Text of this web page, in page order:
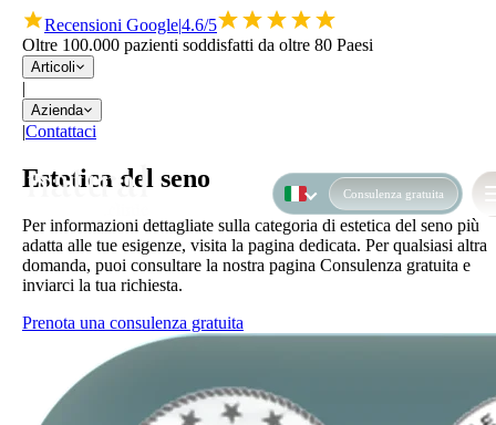
Recensioni Google|4.6/5
Oltre 100.000 pazienti soddisfatti da oltre 80 Paesi
Articoli
|
Azienda
|Contattaci
Consulenza gratuita
Estetica del seno
Per informazioni dettagliate sulla categoria di estetica del seno più
adatta alle tue esigenze, visita la pagina dedicata. Per qualsiasi altra
domanda, puoi consultare la nostra pagina Consulenza gratuita e
inviarci la tua richiesta.
Prenota una consulenza gratuita